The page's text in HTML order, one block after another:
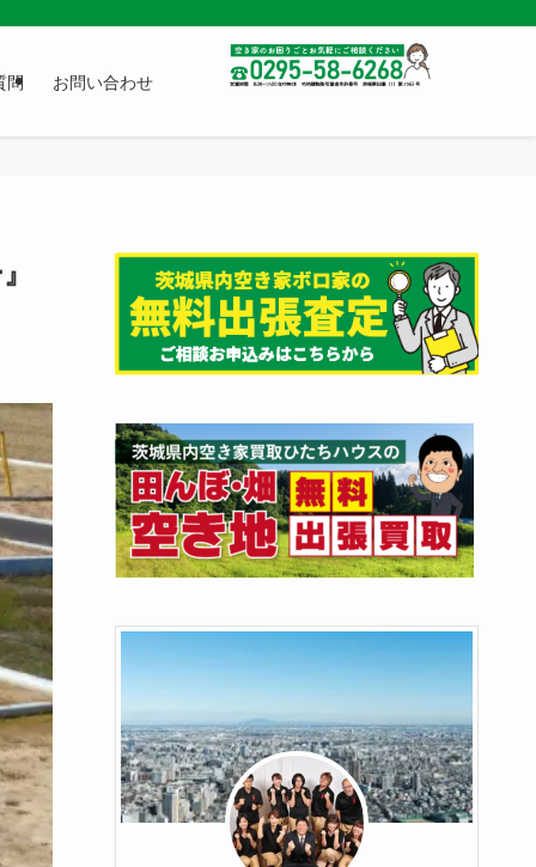
問 お問い合わせ